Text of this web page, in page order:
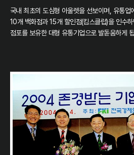
국내 최초의 도심형 아울렛을 선보이며, 유통업
10개 백화점과 15개 할인점(킴스클럽)을 인수
점포를 보유한 대형 유통기업으로 발돋움하게